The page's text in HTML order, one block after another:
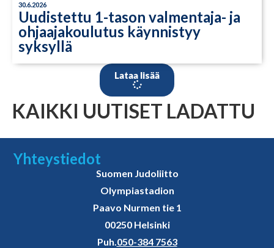
30.6.2026
Uudistettu 1-tason valmentaja- ja
ohjaajakoulutus käynnistyy
syksyllä
Lataa lisää
KAIKKI UUTISET LADATTU
Yhteystiedot
Suomen Judoliitto
Olympiastadion
Paavo Nurmen tie 1
00250 Helsinki
Puh.050-384 7563